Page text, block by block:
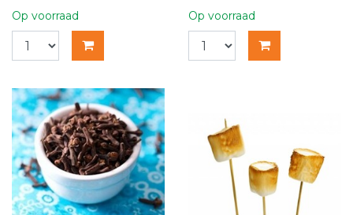
Op voorraad Op voorraad